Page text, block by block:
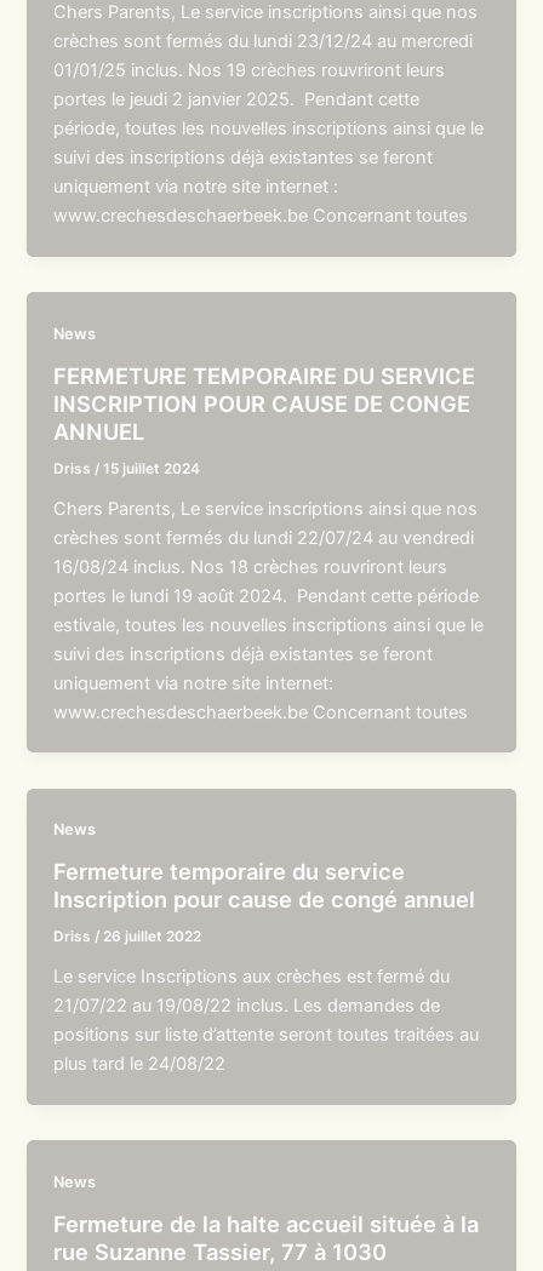
Chers Parents, Le service inscriptions ainsi que nos
crèches sont fermés du lundi 23/12/24 au mercredi
01/01/25 inclus. Nos 19 crèches rouvriront leurs
portes le jeudi 2 janvier 2025. Pendant cette
période, toutes les nouvelles inscriptions ainsi que le
suivi des inscriptions déjà existantes se feront
uniquement via notre site internet :
www.crechesdeschaerbeek.be Concernant toutes
News
FERMETURE TEMPORAIRE DU SERVICE
INSCRIPTION POUR CAUSE DE CONGE
ANNUEL
Driss /15 juillet 2024
Chers Parents, Le service inscriptions ainsi que nos
crèches sont fermés du lundi 22/07/24 au vendredi
16/08/24 inclus. Nos 18 crèches rouvriront leurs
portes le lundi 19 août 2024. Pendant cette période
estivale, toutes les nouvelles inscriptions ainsi que le
suivi des inscriptions déjà existantes se feront
uniquement via notre site internet:
www.crechesdeschaerbeek.be Concernant toutes
News
Fermeture temporaire du service
Inscription pour cause de congé annuel
Driss / 26 juillet 2022
Le service Inscriptions aux crèches est fermé du
21/07/22 au 19/08/22 inclus. Les demandes de
positions sur liste d’attente seront toutes traitées au
plus tard le 24/08/22
News
Fermeture de la halte accueil située à la
rue Suzanne Tassier, 77 à 1030